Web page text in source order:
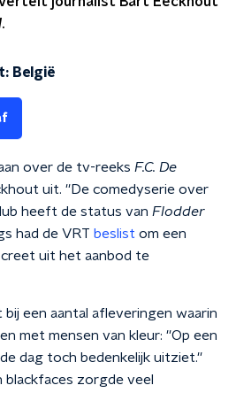
.
België
over de tv-reeks F.C. De
uit. ''De comedyserie over
heeft de status van Flodder
had de VRT beslist om een
uit het aanbod te
een aantal afleveringen waarin
met mensen van kleur: ''Op een
dag toch bedenkelijk uitziet.''
zorgde veel